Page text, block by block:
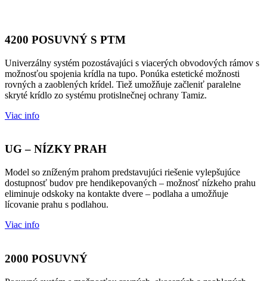
4200 POSUVNÝ S PTM
Univerzálny systém pozostávajúci s viacerých obvodových rámov s
možnosťou spojenia krídla na tupo. Ponúka estetické možnosti
rovných a zaoblených krídel. Tiež umožňuje začleniť paralelne
skryté krídlo zo systému protislnečnej ochrany Tamiz.
Viac info
UG – NÍZKY PRAH
Model so zníženým prahom predstavujúci riešenie vylepšujúce
dostupnosť budov pre hendikepovaných – možnosť nízkeho prahu
eliminuje odskoky na kontakte dvere – podlaha a umožňuje
lícovanie prahu s podlahou.
Viac info
2000 POSUVNÝ